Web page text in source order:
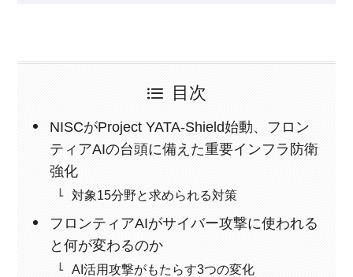
目次
NISCがProject YATA-Shield始動、フロン
ティアAIの台頭に備えた重要インフラ防衛
強化
対象15分野と求められる対策
フロンティアAIがサイバー攻撃に使われる
と何が変わるのか
AI活用攻撃がもたらす3つの変化